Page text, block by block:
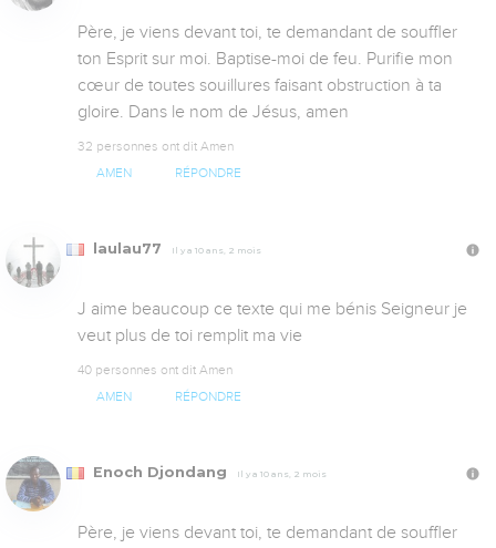
Père, je viens devant toi, te demandant de souffler
ton Esprit sur moi. Baptise-moi de feu. Purifie mon
cœur de toutes souillures faisant obstruction à ta
gloire. Dans le nom de Jésus, amen
32 personnes ont dit Amen
AMEN RÉPONDRE
laulau77 Il y a 10 ans, 2 mois
J aime beaucoup ce texte qui me bénis Seigneur je
veut plus de toi remplit ma vie
40 personnes ont dit Amen
AMEN RÉPONDRE
Enoch Djondang Il y a 10 ans, 2 mois
Père, je viens devant toi, te demandant de souffler